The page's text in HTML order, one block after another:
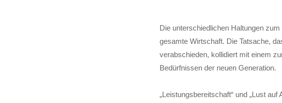
Die unterschiedlichen Haltungen
gesamte Wirtschaft. Die Tatsache,
verabschieden, kollidiert mit einem
Bedürfnissen der neuen Generation.
„Leistungsbereitschaft“ und „Lust